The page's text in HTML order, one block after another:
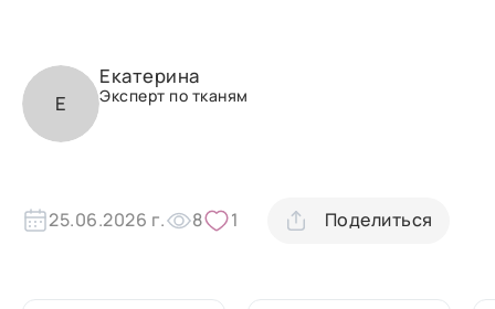
Е
Екатерина
Эксперт по тканям
25.06.2026 г. 8 1 Поделиться